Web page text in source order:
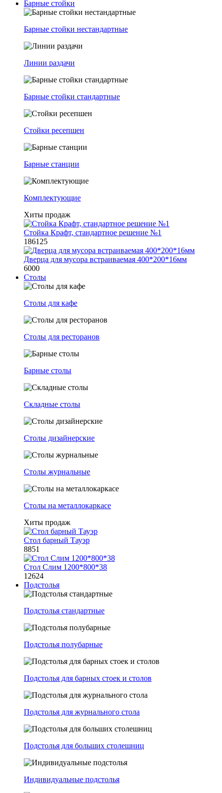
Барные стойки
Барные стойки нестандартные
Линии раздачи
Барные стойки стандартные
Стойки ресепшен
Барные станции
Комплектующие
Хиты продаж
Стойка Крафт, стандартное решение №1
186125
Дверца для мусора встраиваемая 400*200*16мм
6000
Столы
Столы для кафе
Столы для ресторанов
Барные столы
Складные столы
Столы дизайнерские
Столы журнальные
Столы на металлокаркасе
Хиты продаж
Стол барный Тауэр
8851
Стол Слим 1200*800*38
12624
Подстолья
Подстолья стандартные
Подстолья полубарные
Подстолья для барных стоек и столов
Подстолья для журнального стола
Подстолья для больших столешниц
Индивидуальные подстолья